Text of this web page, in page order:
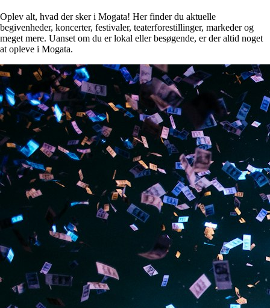
Oplev alt, hvad der sker i Mogata! Her finder du aktuelle
begivenheder, koncerter, festivaler, teaterforestillinger, markeder og
meget mere. Uanset om du er lokal eller besøgende, er der altid noget
at opleve i Mogata.